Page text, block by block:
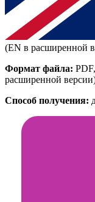
(EN в расширенной
Формат файла:
расширенной
Способ получения: